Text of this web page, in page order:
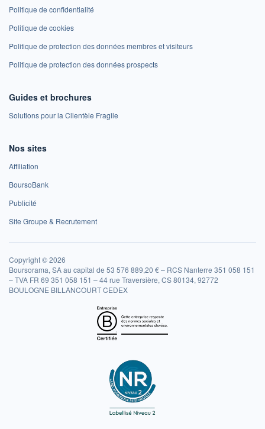
Politique de confidentialité
Politique de cookies
Politique de protection des données membres et visiteurs
Politique de protection des données prospects
Guides et brochures
Solutions pour la Clientèle Fragile
Nos sites
Affiliation
BoursoBank
Publicité
Site Groupe & Recrutement
Copyright © 2026
Boursorama, SA au capital de 53 576 889,20 € – RCS Nanterre 351 058 151
– TVA FR 69 351 058 151 – 44 rue Traversière, CS 80134, 92772
BOULOGNE BILLANCOURT CEDEX